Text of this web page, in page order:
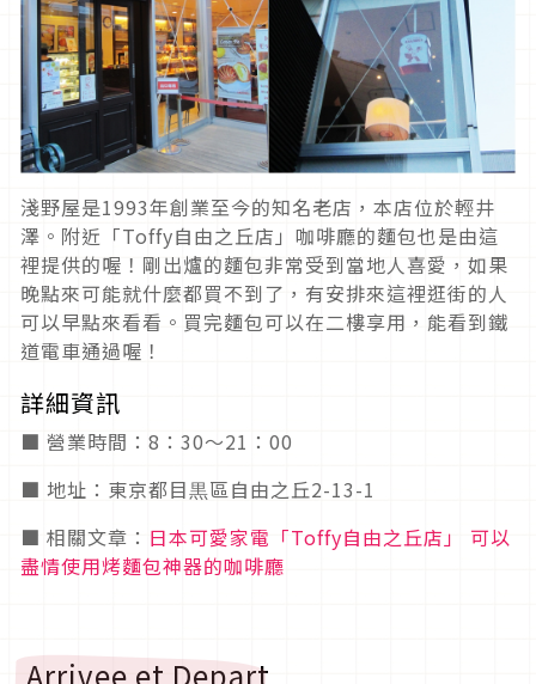
淺野屋是1993年創業至今的知名老店，本店位於輕井
澤。附近「Toffy自由之丘店」咖啡廳的麵包也是由這
裡提供的喔！剛出爐的麵包非常受到當地人喜愛，如果
晚點來可能就什麼都買不到了，有安排來這裡逛街的人
可以早點來看看。買完麵包可以在二樓享用，能看到鐵
道電車通過喔！
詳細資訊
■ 營業時間：8：30～21：00
■ 地址：東京都目黒區自由之丘2-13-1
■ 相關文章： 日本可愛家電「Toffy自由之丘店」 可以
盡情使用烤麵包神器的咖啡廳
Arrivee et Depart